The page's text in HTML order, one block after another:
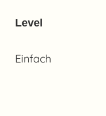
Level
Einfach